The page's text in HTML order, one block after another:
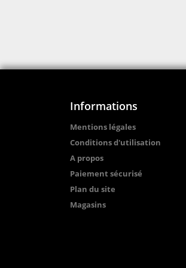
Informations
Mentions légales
Conditions d'utilisation
A propos
Paiement sécurisé
Plan du site
Magasins